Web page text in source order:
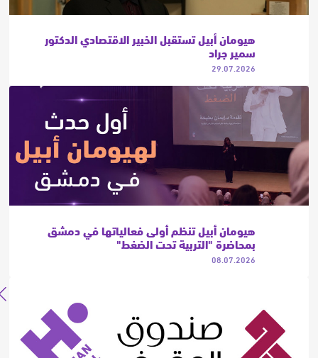
هيومان أبيل تستقبل الخبير الاقتصادي الدكتور
سمير جراد
29.07.2026
هيومان أبيل تنظم أولى فعالياتها في دمشق
بمحاضرة "التربية تحت الضغط"
08.07.2026